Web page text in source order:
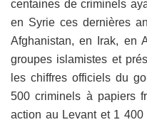
centaines de criminels
en Syrie ces dernières
Afghanistan, en Irak, en
groupes islamistes et
les chiffres officiels du
500 criminels à papiers
action au Levant et 1